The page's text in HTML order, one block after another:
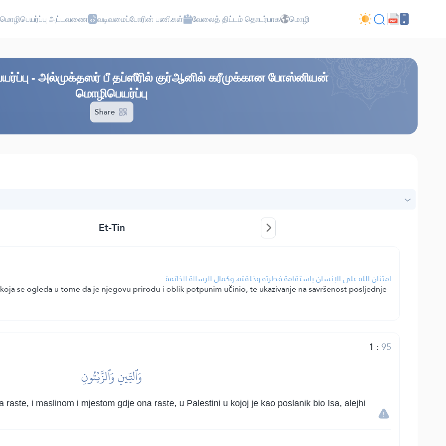
மொழிபெயர்ப்பு அட்டவணை வடிவமைப்போரின் பணிகள் வேலைத் திட்டம் தொடர்பாக மொழி
- அல்முக்தஸர் பீ தப்ஸீரில் குர்ஆனில் கரீமுக்கான போஸ்னியன்
மொழிபெயர்ப்பு
Share
Et-Tin
امتنان الله على الإنسان باستقامة فطرته وخلقته، وكمال الرسالة الخاتمة.
se ogleda u tome da je njegovu prirodu i oblik potpunim učinio, te ukazivanje na savršenost posljednje
1 :95
وَٱلتِّينِ وَٱلزَّيۡتُونِ
raste, i maslinom i mjestom gdje ona raste, u Palestini u kojoj je kao poslanik bio Isa, alejhi